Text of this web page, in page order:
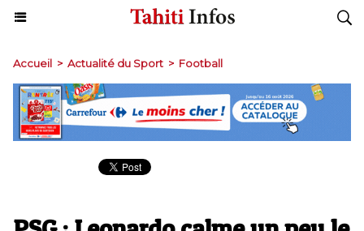
Accueil > Actualité du Sport > Football